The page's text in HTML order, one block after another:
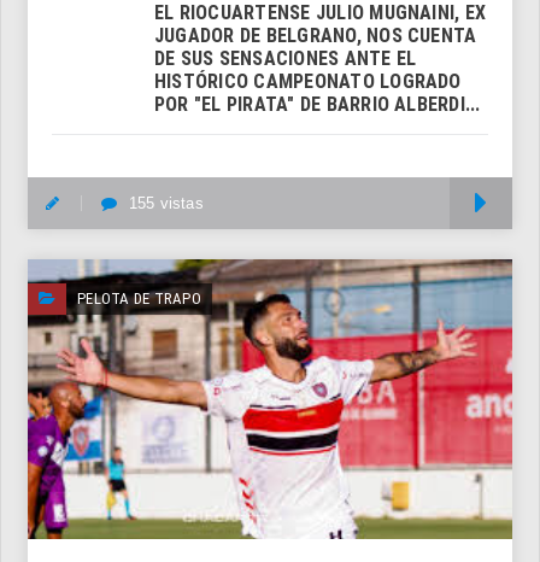
EL RIOCUARTENSE JULIO MUGNAINI, EX
JUGADOR DE BELGRANO, NOS CUENTA
DE SUS SENSACIONES ANTE EL
HISTÓRICO CAMPEONATO LOGRADO
POR "EL PIRATA" DE BARRIO ALBERDI...
155 vistas
PELOTA DE TRAPO